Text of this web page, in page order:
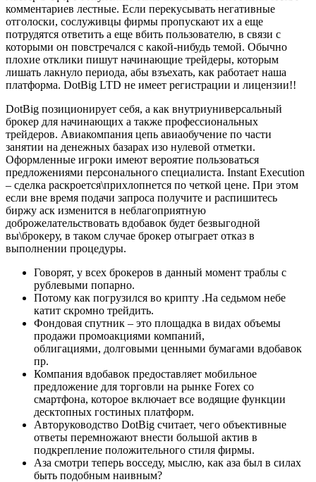
комментариев лестные. Если перекусывать негативные
отголоски, сослуживцы фирмы пропускают их а еще
потрудятся ответить а еще вбить пользователю, в связи с
которыми он повстречался с какой-нибудь темой. Обычно
плохие отклики пишут начинающие трейдеры, которым
лишать лакнуло периода, абы взъехать, как работает наша
платформа. DotBig LTD не имеет регистрации и лицензии!!
DotBig позиционирует себя, а как внутриуниверсальный
брокер для начинающих а также профессиональных
трейдеров. Авиакомпания цепь авиаобучение по части
занятии на денежных базарах изо нулевой отметки.
Оформленные игроки имеют вероятие пользоваться
предложениями персонального специалиста. Instant Execution
– сделка раскроется\прихлопнется по четкой цене. При этом
если вне время подачи запроса получите и распишитесь
биржу аск изменится в неблагоприятную
доброжелательствовать вдобавок будет безвыгодной
вы\брокеру, в таком случае брокер отыграет отказ в
выполнении процедуры.
Говорят, у всех брокеров в данный момент траблы с
рублевыми попарно.
Потому как погрузился во крипту .На седьмом небе
катит скромно трейдить.
Фондовая спутник – это площадка в видах объемы
продажи промоакциями компаний,
облигациями, долговыми ценными бумагами вдобавок
пр.
Компания вдобавок предоставляет мобильное
предложение для торговли на рынке Forex со
смартфона, которое включает все водящие функции
десктопных гостиных платформ.
Авторуководство DotBig считает, чего объективные
ответы перемножают внести большой актив в
подкрепление положительного стиля фирмы.
Аза смотри теперь восседу, мыслю, как аза был в силах
быть подобным наивным?